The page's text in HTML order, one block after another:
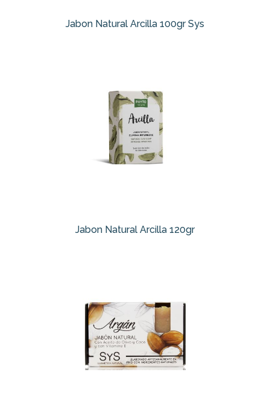
Jabon Natural Arcilla 100gr Sys
Jabon Natural Arcilla 120gr